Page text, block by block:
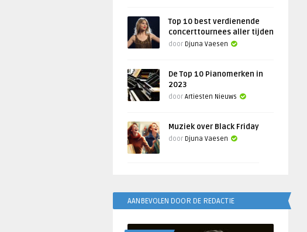
Top 10 best verdienende
concerttournees aller tijden
door Djuna Vaesen
De Top 10 Pianomerken in
2023
door Artiesten Nieuws
Muziek over Black Friday
door Djuna Vaesen
AANBEVOLEN DOOR DE REDACTIE